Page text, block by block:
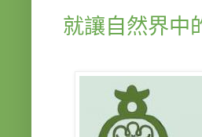
就讓自然界中